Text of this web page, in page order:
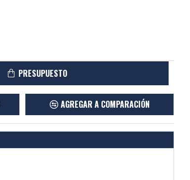
PRESUPUESTO
AGREGAR A COMPARACIÓN